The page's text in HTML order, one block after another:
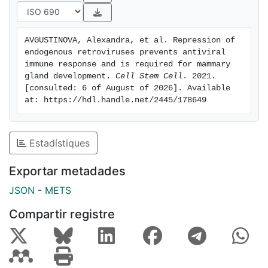
Thus, altering the chromatin accessibility of retroviral
elements disrupts mammary gland development and
non-autonomous mechanisms.
AVGUSTINOVA, Alexandra, et al. Repression of
endogenous retroviruses prevents antiviral
immune response and is required for mammary
gland development. Cell Stem Cell . 2021.
[consulted: 6 of August of 2026]. Available
at: https://hdl.handle.net/2445/178649
Estadístiques
Exportar metadades
JSON - METS
Compartir registre